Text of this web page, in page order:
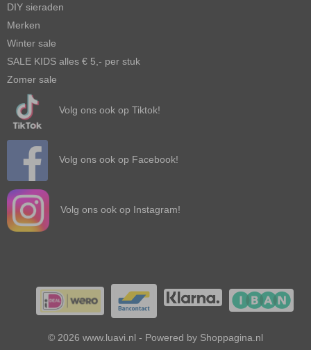
DIY sieraden
Merken
Winter sale
SALE KIDS alles € 5,- per stuk
Zomer sale
Volg ons ook op Tiktok!
Volg ons ook op Facebook!
Volg ons ook op Instagram!
© 2026 www.luavi.nl - Powered by Shoppagina.nl